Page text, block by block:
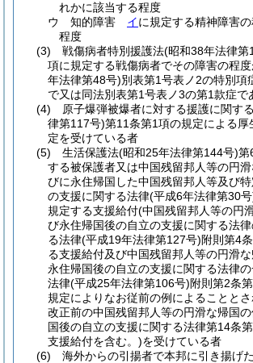
れかに該当する程度
ウ
知的障害 イに規定する精神障害
程度
(3)
戦傷病者特別援護法(昭和38年法律第
項に規定する戦傷病者でその障害の程
年法律第48号)別表第1号表ノ2の特別項
で又は同法別表第1号表ノ3の第1款症で
(4)
原子爆弾被爆者に対する援護に関す
律第117号)第11条第1項の規定による厚
定を受けている者
(5)
生活保護法(昭和25年法律第144号)第
する被保護者又は中国残留邦人等の円
びに永住帰国した中国残留邦人等及び
の支援に関する法律(平成6年法律第30
規定する支援給付(中国残留邦人等の円
び永住帰国後の自立の支援に関する法
る法律(平成19年法律第127号)附則第4
る支援給付及び中国残留邦人等の円滑
永住帰国後の自立の支援に関する法律
法律(平成25年法律第106号)附則第2条
規定によりなお従前の例によることと
改正前の中国残留邦人等の円滑な帰国
国後の自立の支援に関する法律第14条
支援給付を含む。)を受けている者
(6)
海外からの引揚者で本邦に引き揚げ